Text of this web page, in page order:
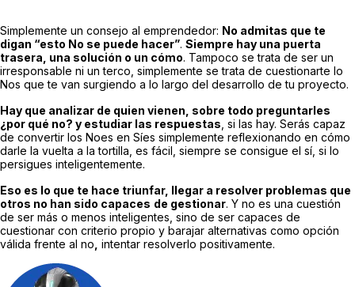
Simplemente un consejo al emprendedor: No admitas que te
digan “esto No se puede hacer”. Siempre hay una puerta
trasera, una solución o un cómo. Tampoco se trata de ser un
irresponsable ni un terco, simplemente se trata de cuestionarte lo
Nos que te van surgiendo a lo largo del desarrollo de tu proyecto.
Hay que analizar de quien vienen, sobre todo preguntarles
¿por qué no? y estudiar las respuestas, si las hay. Serás capaz
de convertir los Noes en Síes simplemente reflexionando en cómo
darle la vuelta a la tortilla, es fácil, siempre se consigue el sí, si lo
persigues inteligentemente.
Eso es lo que te hace triunfar, llegar a resolver problemas que
otros no han sido capaces de gestionar. Y no es una cuestión
de ser más o menos inteligentes, sino de ser capaces de
cuestionar con criterio propio y barajar alternativas como opción
válida frente al no, intentar resolverlo positivamente.